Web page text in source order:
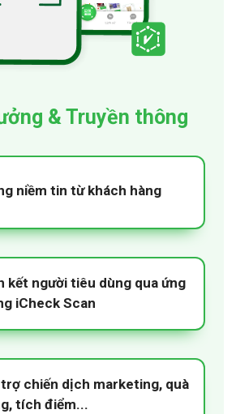
& Truyền thông
trợ chiến dịch marketing, quà
tích điểm...
kết người tiêu dùng qua ứng
iCheck Scan
niềm tin từ khách hàng